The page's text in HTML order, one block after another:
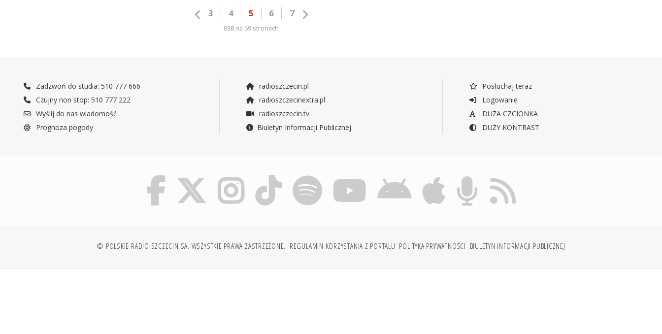
3 4 5 6 7
688 na 69 stronach
Zadzwoń do studia: 510 777 666
Czujny non stop: 510 777 222
Wyślij do nas wiadomość
Prognoza pogody
radioszczecin.pl
radioszczecinextra.pl
radioszczecin.tv
Biuletyn Informacji Publicznej
Posłuchaj teraz
Logowanie
DUŻA CZCIONKA
DUŻY KONTRAST
© POLSKIE RADIO SZCZECIN SA. WSZYSTKIE PRAWA ZASTRZEŻONE. REGULAMIN KORZYSTANIA Z PORTALU POLITYKA PRYWATNOŚCI BIULETYN INFORMACJI PUBLICZNEJ